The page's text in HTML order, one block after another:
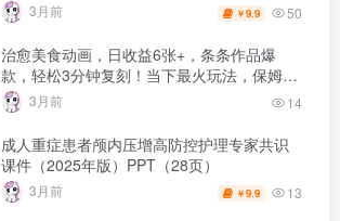
3月前 ￥9.9 50
治愈美食动画，日收益6张+，条条作品爆
款，轻松3分钟复刻！当下最火玩法，保姆级
拆解教程
3月前 14
成人重症患者颅内压增高防控护理专家共识
课件（2025年版）PPT（28页）
3月前 ￥9.9 13